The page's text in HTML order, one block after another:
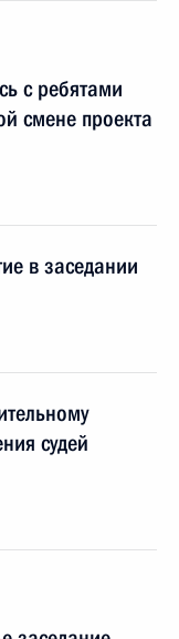
с ребятами
смене проекта
в заседании
судей